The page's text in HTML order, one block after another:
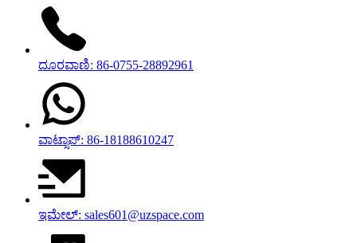
ದೂರವಾಣಿ: 86-0755-28892961
ವಾಟ್ಸಾಪ್: 86-18188610247
ಇಮೇಲ್: sales601@uzspace.com